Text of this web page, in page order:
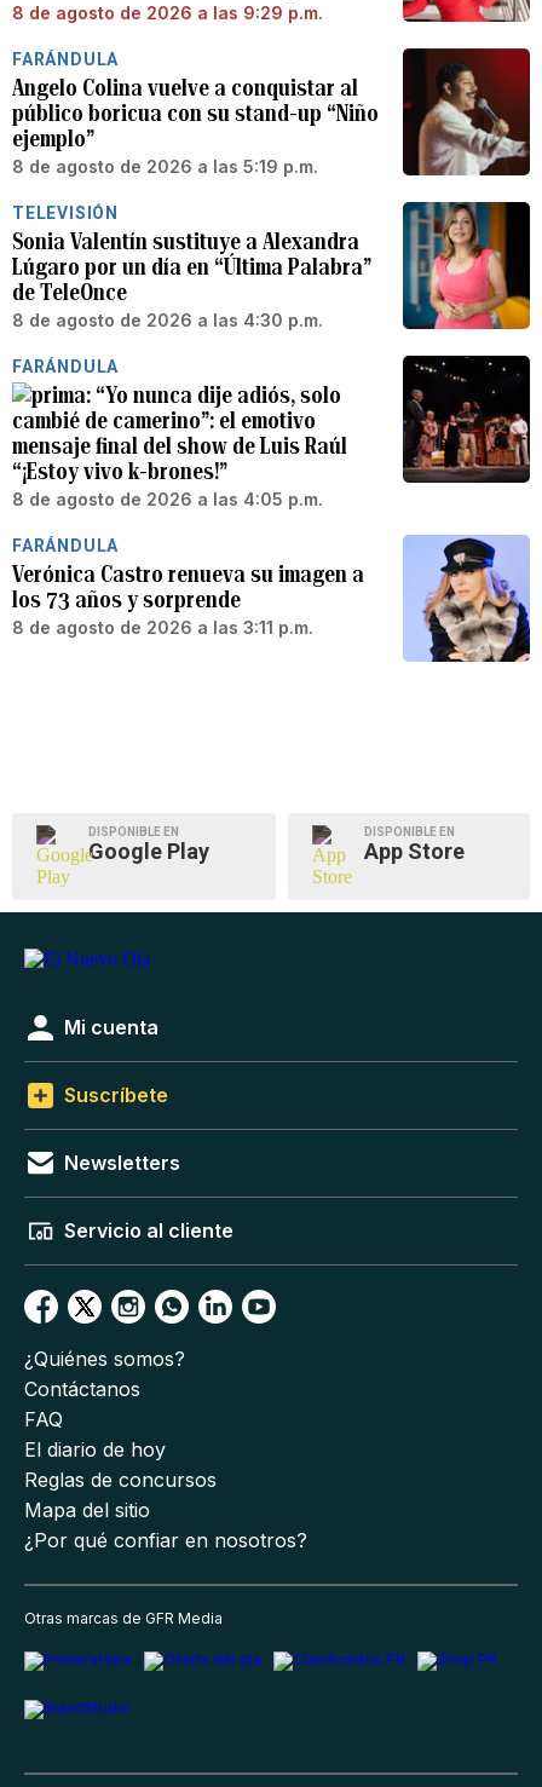
8 de agosto de 2026 a las 9:29 p.m.
FARÁNDULA
Angelo Colina vuelve a conquistar al
público boricua con su stand-up “Niño
ejemplo”
8 de agosto de 2026 a las 5:19 p.m.
TELEVISIÓN
Sonia Valentín sustituye a Alexandra
Lúgaro por un día en “Última Palabra”
de TeleOnce
8 de agosto de 2026 a las 4:30 p.m.
FARÁNDULA
“Yo nunca dije adiós, solo
cambié de camerino”: el emotivo
mensaje final del show de Luis Raúl
“¡Estoy vivo k-brones!”
8 de agosto de 2026 a las 4:05 p.m.
FARÁNDULA
Verónica Castro renueva su imagen a
los 73 años y sorprende
8 de agosto de 2026 a las 3:11 p.m.
DISPONIBLE EN
Google Play
DISPONIBLE EN
App Store
Mi cuenta
Suscríbete
Newsletters
Servicio al cliente
¿Quiénes somos?
Contáctanos
FAQ
El diario de hoy
Reglas de concursos
Mapa del sitio
¿Por qué confiar en nosotros?
Otras marcas de GFR Media